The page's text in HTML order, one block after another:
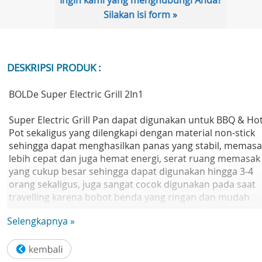
Silakan isi form »
DESKRIPSI PRODUK :
BOLDe Super Electric Grill 2In1
Super Electric Grill Pan dapat digunakan untuk BBQ &
Pot sekaligus yang dilengkapi dengan material non-stick
sehingga dapat menghasilkan panas yang stabil,
lebih cepat dan juga hemat energi, serat ruang memasak
yang cukup besar sehingga dapat digunakan hingga 3-4
orang sekaligus, juga sangat cocok digunakan pada saat
travelling karena bobot benda yang ringan dan mudah
Super Electric Grill Pan dapat digunakan untuk 2
Selengkapnya »